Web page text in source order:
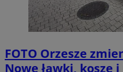
FOTO Orzesze
Nowe ławki, kosze